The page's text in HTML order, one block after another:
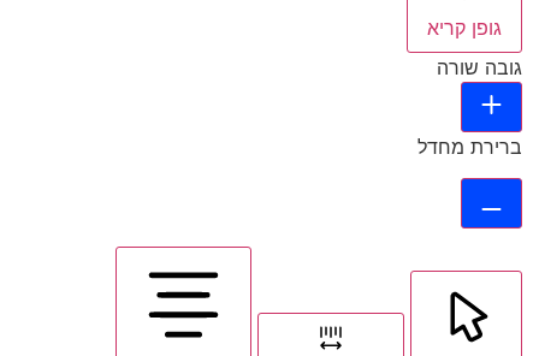
גופן קריא
גובה שורה
ברירת מחדל